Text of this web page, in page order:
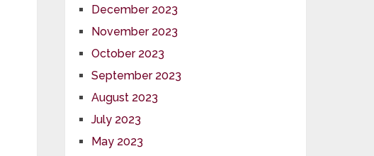
December 2023
November 2023
October 2023
September 2023
August 2023
July 2023
May 2023